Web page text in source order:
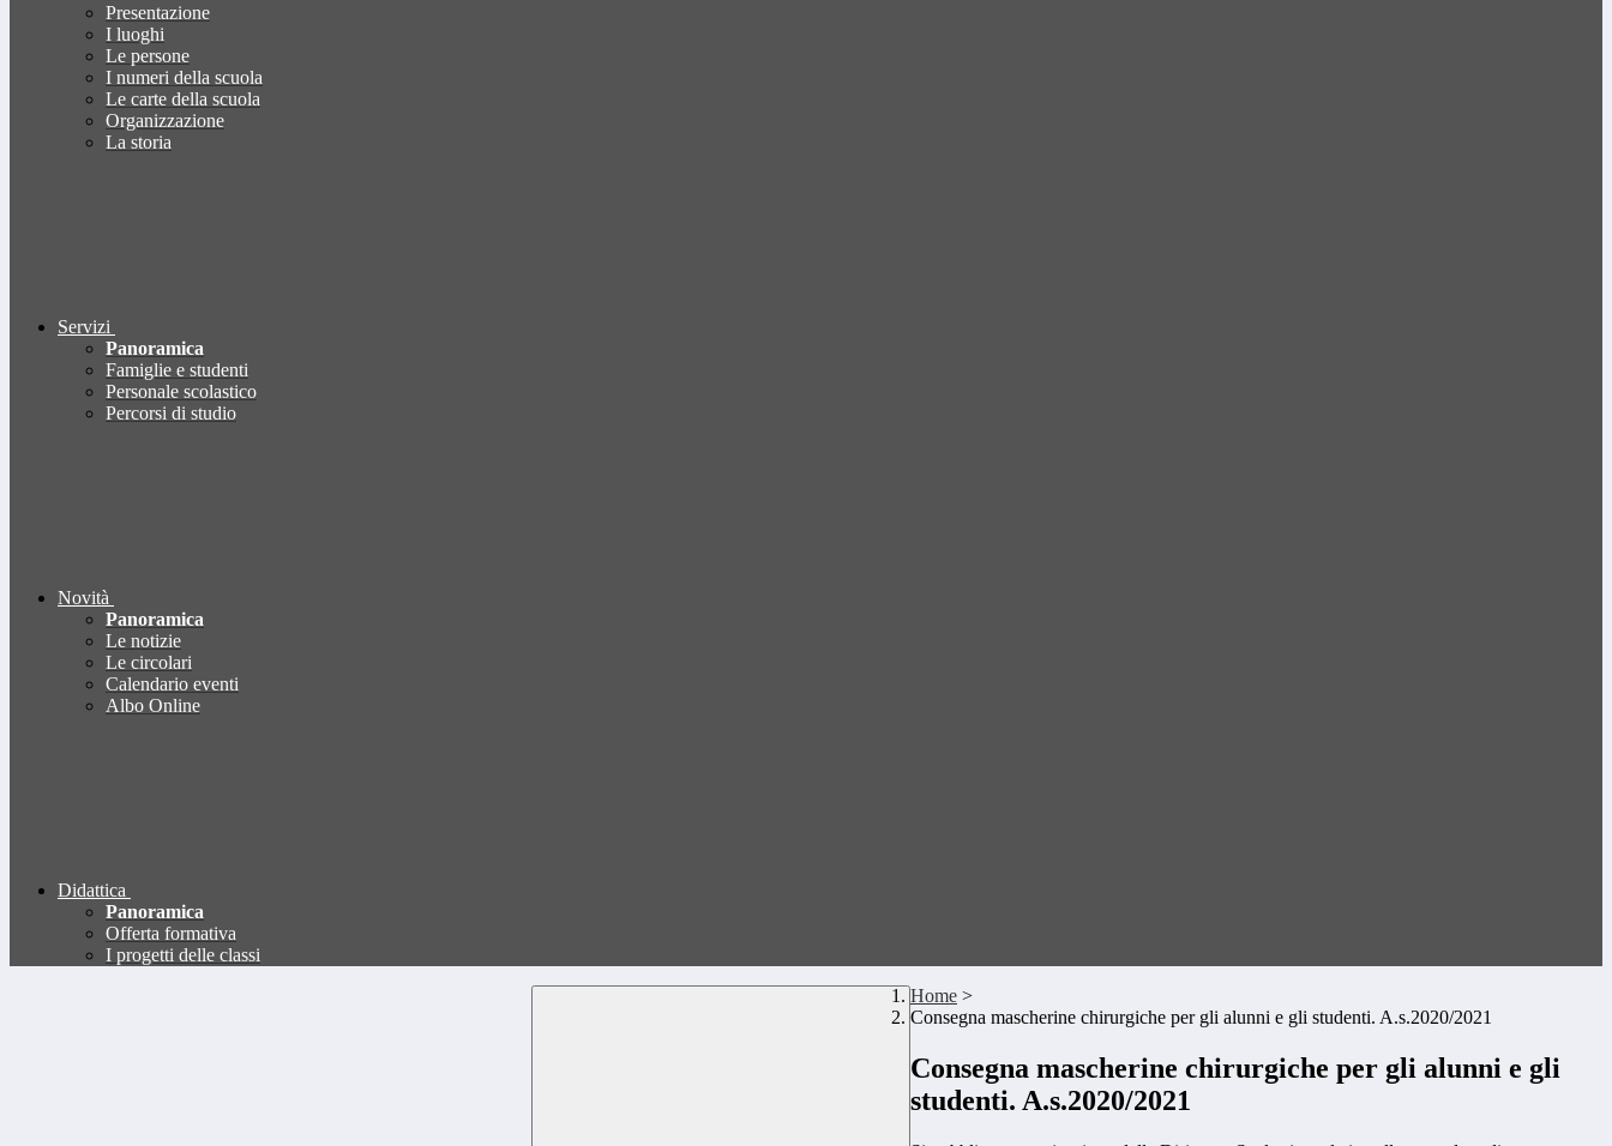
Presentazione
I luoghi
Le persone
I numeri della scuola
Le carte della scuola
Organizzazione
La storia
Servizi
Panoramica
Famiglie e studenti
Personale scolastico
Percorsi di studio
Novità
Panoramica
Le notizie
Le circolari
Calendario eventi
Albo Online
Didattica
Panoramica
Offerta formativa
I progetti delle classi
Home >
Consegna mascherine chirurgiche per gli alunni e gli studenti. A.s.2020/2021
Consegna mascherine chirurgiche per gli alunni e gli
studenti. A.s.2020/2021